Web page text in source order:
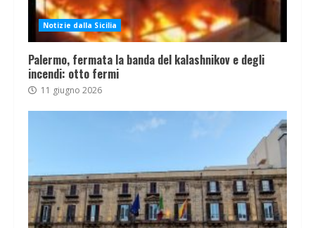
Notizie dalla Sicilia
Palermo, fermata la banda del kalashnikov e degli
incendi: otto fermi
11 giugno 2026